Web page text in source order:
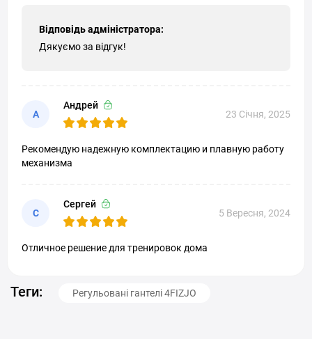
Відповідь адміністратора:
Дякуємо за відгук!
А
Андрей
23 Січня, 2025
Рекомендую надежную комплектацию и плавную работу
механизма
С
Сергей
5 Вересня, 2024
Отличное решение для тренировок дома
Теги: Регульовані гантелі 4FIZJO